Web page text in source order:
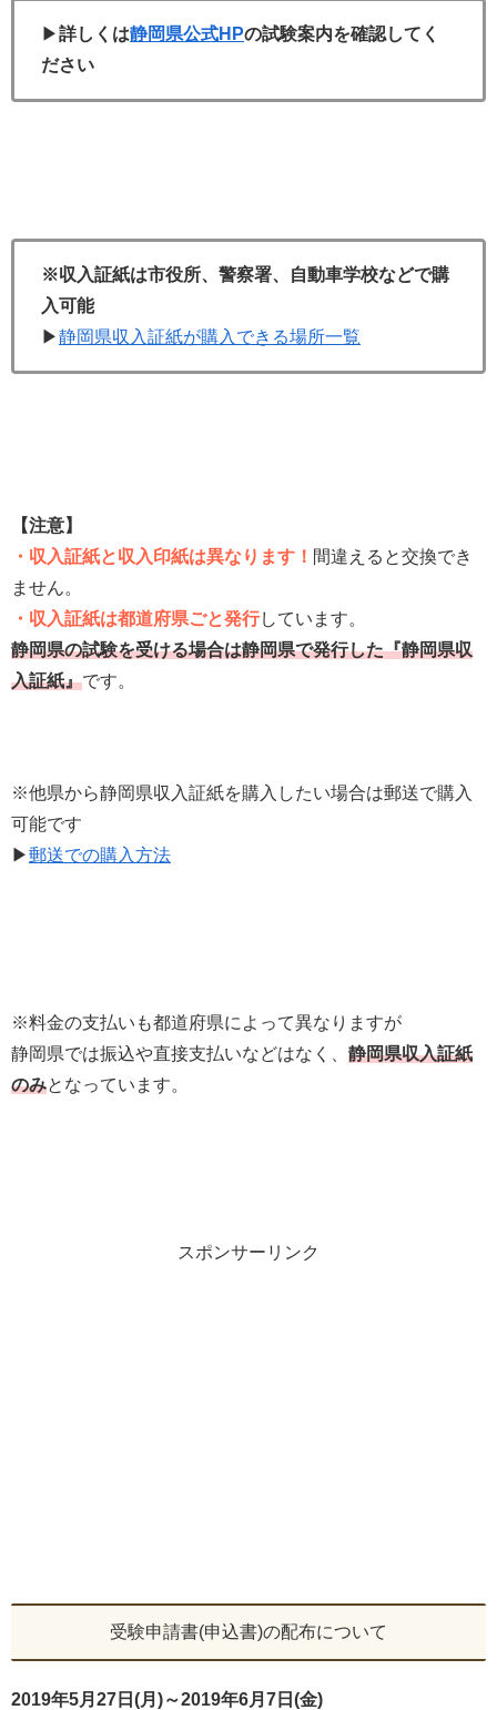
▶詳しくは静岡県公式HPの試験案内を確認してく
ださい
※収入証紙は市役所、警察署、自動車学校などで購
入可能
▶静岡県収入証紙が購入できる場所一覧
【注意】
・収入証紙と収入印紙は異なります！ 間違えると交換でき
ません。
・収入証紙は都道府県ごと発行しています。
静岡県の試験を受ける場合は静岡県で発行した『静岡県収
入証紙』です。
※他県から静岡県収入証紙を購入したい場合は郵送で購入
可能です
▶郵送での購入方法
※料金の支払いも都道府県によって異なりますが
静岡県では振込や直接支払いなどはなく、 静岡県収入証紙
のみとなっています。
スポンサーリンク
受験申請書(申込書)の配布について
2019年5月27日(月)～2019年6月7日(金)